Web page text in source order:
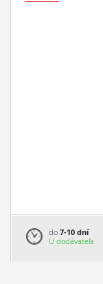
do 7-10 dní
U dodávateľa